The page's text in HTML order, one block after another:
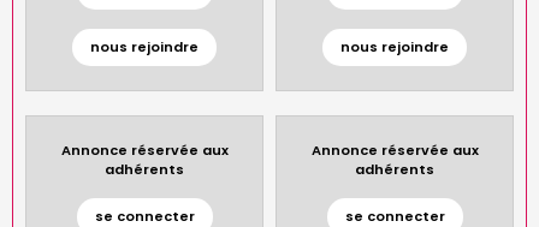
nous rejoindre nous rejoindre
Annonce réservée aux
adhérents
se connecter
Annonce réservée aux
adhérents
se connecter